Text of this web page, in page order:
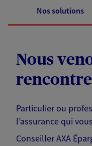
Nos solutions
Nous
Particulier ou
l’assurance qui
Conseiller AXA